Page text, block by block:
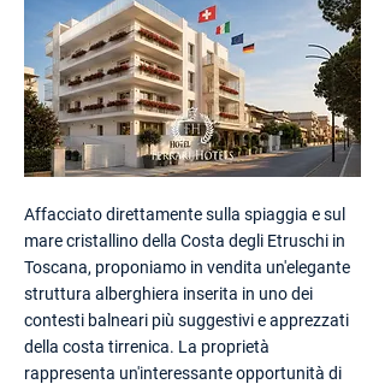
Affacciato direttamente sulla spiaggia e sul
mare cristallino della Costa degli Etruschi in
Toscana, proponiamo in vendita un'elegante
struttura alberghiera inserita in uno dei
contesti balneari più suggestivi e apprezzati
della costa tirrenica. La proprietà
rappresenta un'interessante opportunità di